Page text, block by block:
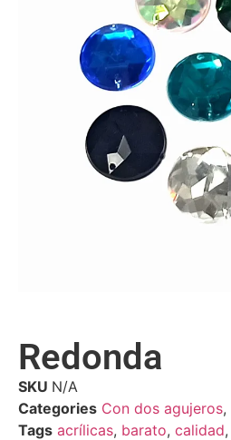
Redonda
SKU N/A
Categories Con dos agujeros,
Tags acrílicas, barato, calidad,